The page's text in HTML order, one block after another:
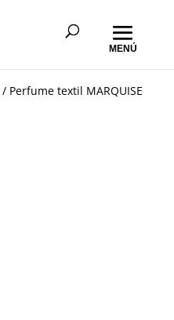
/ Perfume textil MARQUISE